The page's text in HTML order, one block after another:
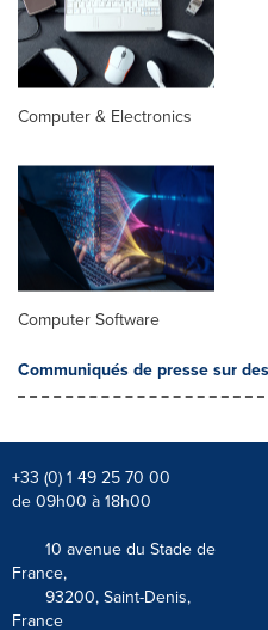
Computer & Electronics
Computer Software
Communiqués de presse sur
+33 (0) 1 49 25 70 00
de 09h00 à 18h00
10 avenue du Stade de
France,
93200, Saint-Denis,
France